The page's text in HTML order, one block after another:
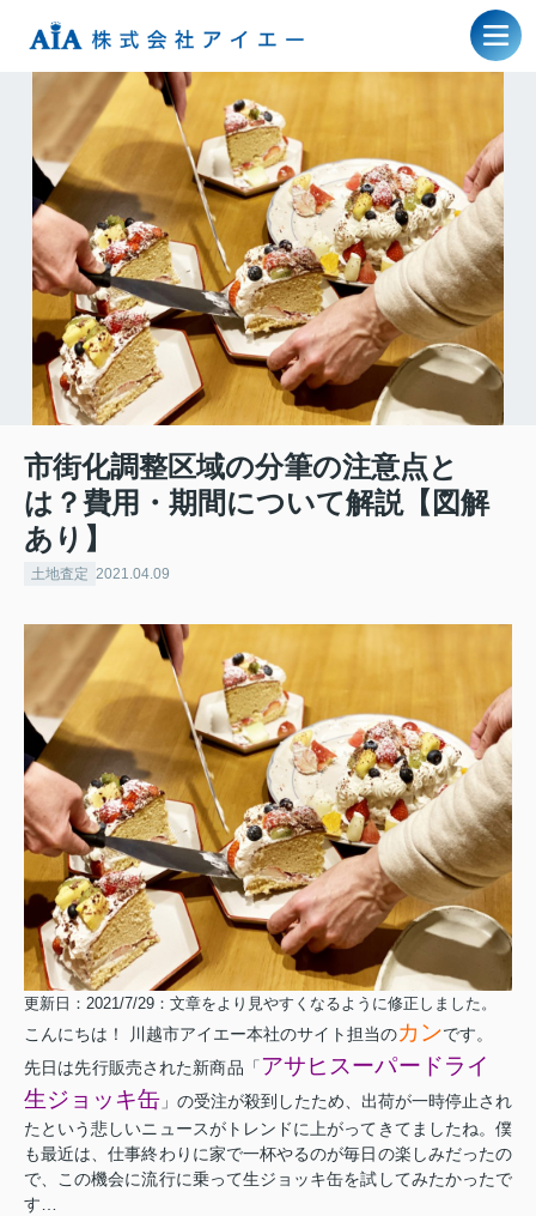
市街化調整区域の分筆の注意点と
は？費用・期間について解説【図解
あり】
土地査定 2021.04.09
更新日：2021/7/29：文章をより見やすくなるように修正しました。
こんにちは！ 川越市アイエー本社のサイト担当のカンです。
先日は先行販売された新商品「 アサヒスーパードライ
生ジョッキ缶 」の受注が殺到したため、出荷が一時停止され
たという悲しいニュースがトレンドに上がってきてましたね。僕
も最近は、仕事終わりに家で一杯やるのが毎日の楽しみだったの
で、この機会に流行に乗って生ジョッキ缶を試してみたかったで
す…